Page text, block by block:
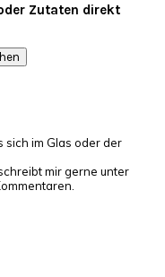
Zutaten direkt
sich im Glas oder der
mir gerne unter